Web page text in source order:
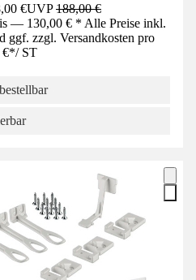
€UVP188,00 €
— 130,00 € * Alle Preise inkl.
ggf. zzgl. Versandkosten pro
€*/ ST